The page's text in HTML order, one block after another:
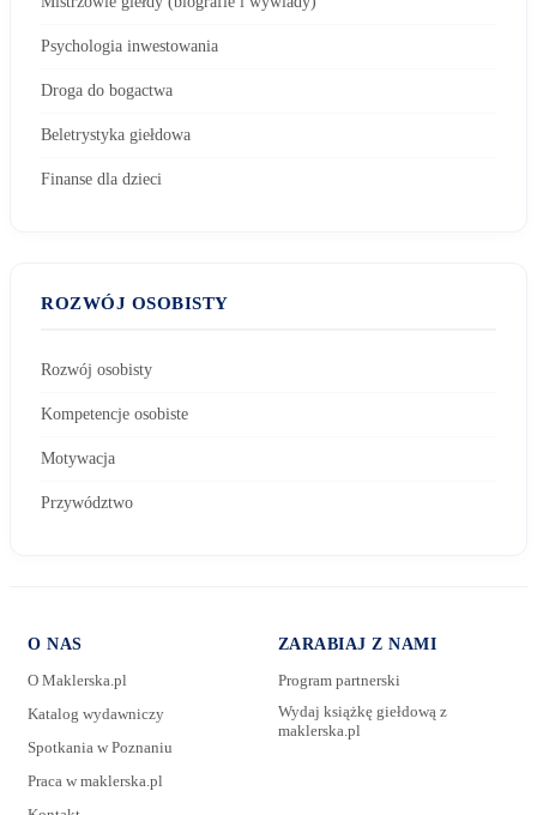
Psychologia inwestowania
Droga do bogactwa
Beletrystyka giełdowa
Finanse dla dzieci
ROZWÓJ OSOBISTY
Rozwój osobisty
Kompetencje osobiste
Motywacja
Przywództwo
O NAS
O Maklerska.pl
Katalog wydawniczy
Spotkania w Poznaniu
Praca w maklerska.pl
ZARABIAJ Z NAMI
Program partnerski
Wydaj książkę giełdową z
maklerska.pl
E-mail: